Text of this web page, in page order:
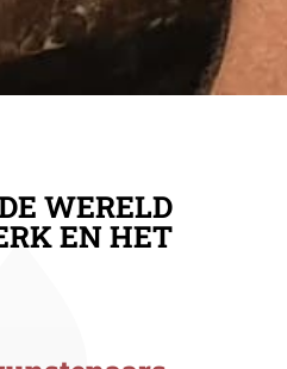
WERELD
EN HET